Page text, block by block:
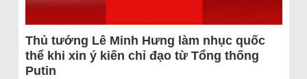
Thủ tướng Lê Minh Hưng làm nhục quốc
thể khi xin ý kiến chỉ đạo từ Tổng thống
Putin